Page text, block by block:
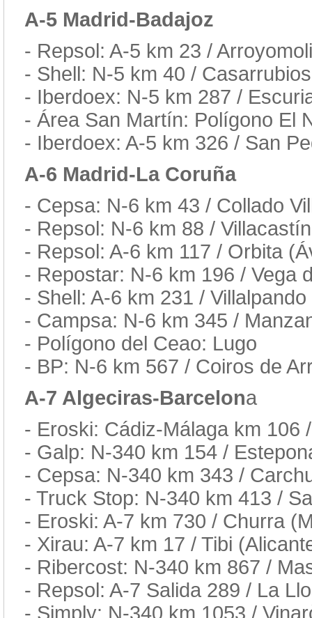
A-5 Madrid-Badajoz
- Repsol: A-5 km 23 /
- Shell: N-5 km 40 /
- Iberdoex: N-5 km 287 /
- Área San Martín: Polígono El
- Iberdoex: A-5 km 326 / San
A-6 Madrid-La Coruña
- Cepsa: N-6 km 43 / Collado
- Repsol: N-6 km 88 /
- Repsol: A-6 km 117 / Orbita
- Repostar: N-6 km 196 / Vega
- Shell: A-6 km 231 /
- Campsa: N-6 km 345 /
- Polígono del Ceao: Lugo
- BP: N-6 km 567 / Coiros de
A-7 Algeciras-Barcelona
- Eroski: Cádiz-Málaga km 106
- Galp: N-340 km 154 /
- Cepsa: N-340 km 343 /
- Truck Stop: N-340 km 413 /
- Eroski: A-7 km 730 / Churra
- Xirau: A-7 km 17 / Tibi
- Ribercost: N-340 km 867 /
- Repsol: A-7 Salida 289 / La
- Simply: N-340 km 1053 /